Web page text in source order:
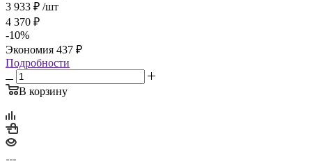
3 933 ₽ /шт
4 370 ₽
-10%
Экономия 437 ₽
Подробности
В корзину